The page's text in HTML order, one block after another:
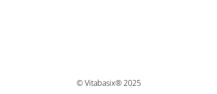
© Vitabasix® 2025